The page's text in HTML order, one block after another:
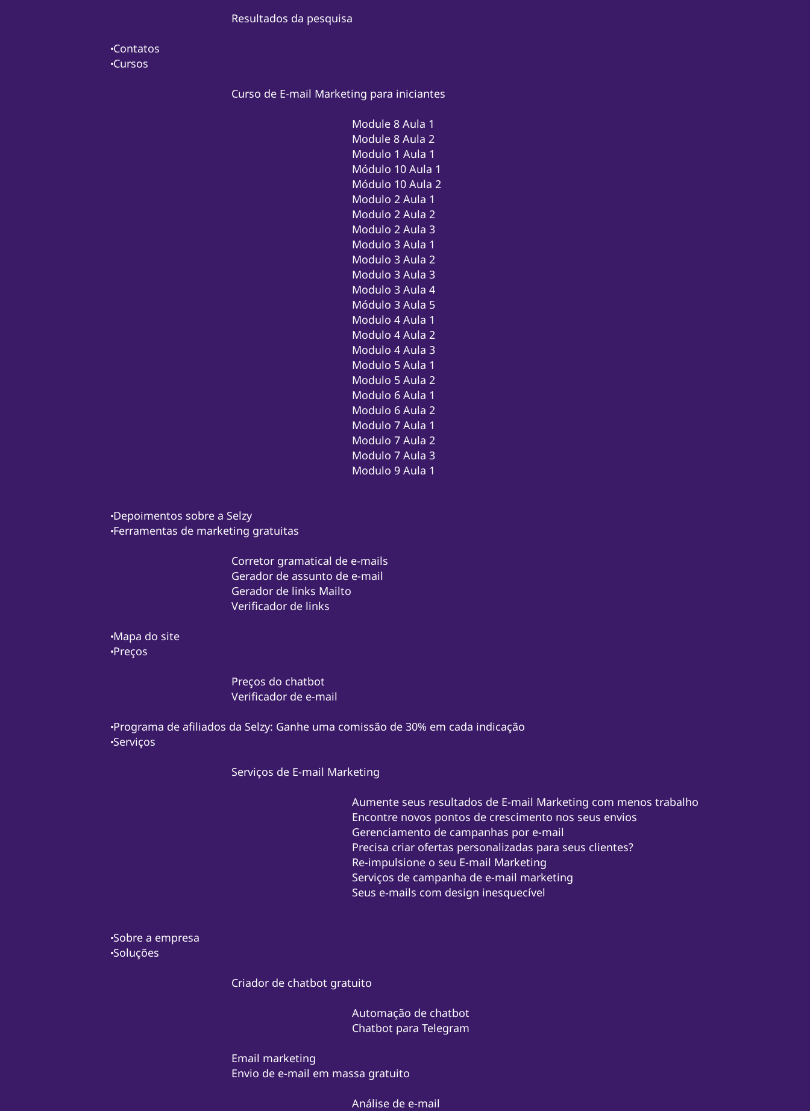
Resultados da pesquisa
Contatos
Cursos
Curso de E-mail Marketing para iniciantes
Module 8 Aula 1
Module 8 Aula 2
Modulo 1 Aula 1
Módulo 10 Aula 1
Módulo 10 Aula 2
Modulo 2 Aula 1
Modulo 2 Aula 2
Modulo 2 Aula 3
Modulo 3 Aula 1
Modulo 3 Aula 2
Modulo 3 Aula 3
Modulo 3 Aula 4
Módulo 3 Aula 5
Modulo 4 Aula 1
Modulo 4 Aula 2
Modulo 4 Aula 3
Modulo 5 Aula 1
Modulo 5 Aula 2
Modulo 6 Aula 1
Modulo 6 Aula 2
Modulo 7 Aula 1
Modulo 7 Aula 2
Modulo 7 Aula 3
Modulo 9 Aula 1
Depoimentos sobre a Selzy
Ferramentas de marketing gratuitas
Corretor gramatical de e-mails
Gerador de assunto de e-mail
Gerador de links Mailto
Verificador de links
Mapa do site
Preços
Preços do chatbot
Verificador de e-mail
Programa de afiliados da Selzy: Ganhe uma comissão de 30% em cada indicação
Serviços
Serviços de E-mail Marketing
Aumente seus resultados de E-mail Marketing com menos trabalho
Encontre novos pontos de crescimento nos seus envios
Gerenciamento de campanhas por e-mail
Precisa criar ofertas personalizadas para seus clientes?
Re-impulsione o seu E-mail Marketing
Serviços de campanha de e-mail marketing
Seus e‑mails com design inesquecível
Sobre a empresa
Soluções
Criador de chatbot gratuito
Automação de chatbot
Chatbot para Telegram
Email marketing
Envio de e-mail em massa gratuito
Análise de e-mail